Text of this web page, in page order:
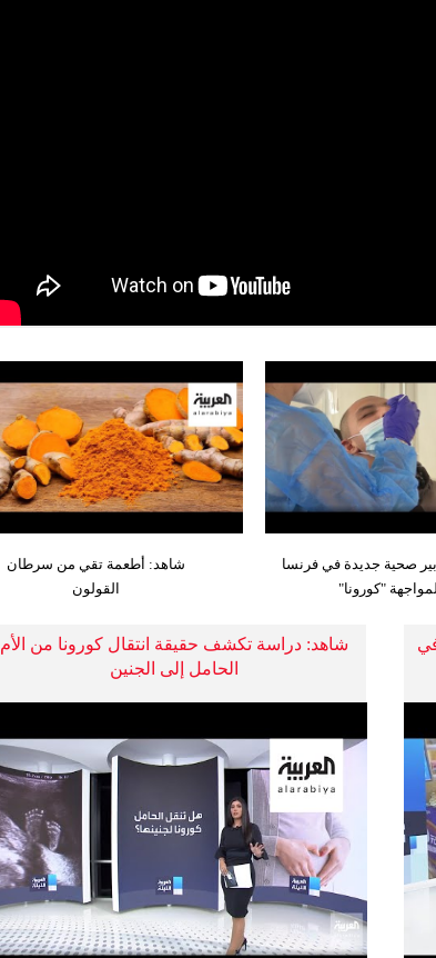
صحية جديدة في فرنسا
لمواجهة "كورونا"
شاهد: أطعمة تقي من سرطان
القولون
شاهد: دراسة تكشف حقيقة انتقال كورونا من الأم
الحامل إلى الجنين
في